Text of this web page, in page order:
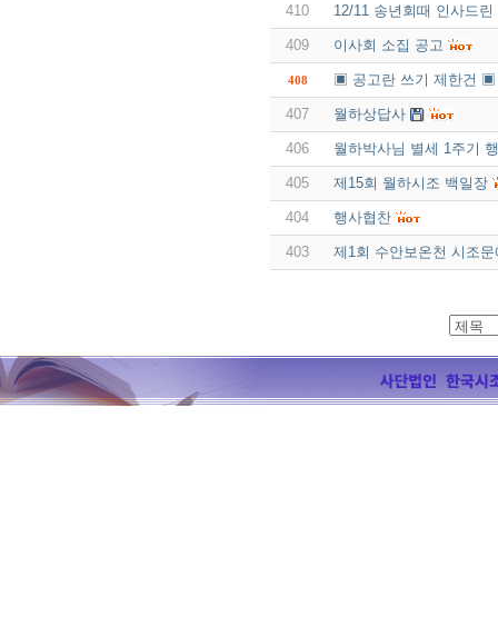
410 12/11 송년회때 인사드
409 이사회 소집 공고
408 ▣ 공고란 쓰기 제한건 ▣
407 월하상답사
406 월하박사님 별세 1주기
405 제15회 월하시조 백일장
404 행사협찬
403 제1회 수안보온천 시조